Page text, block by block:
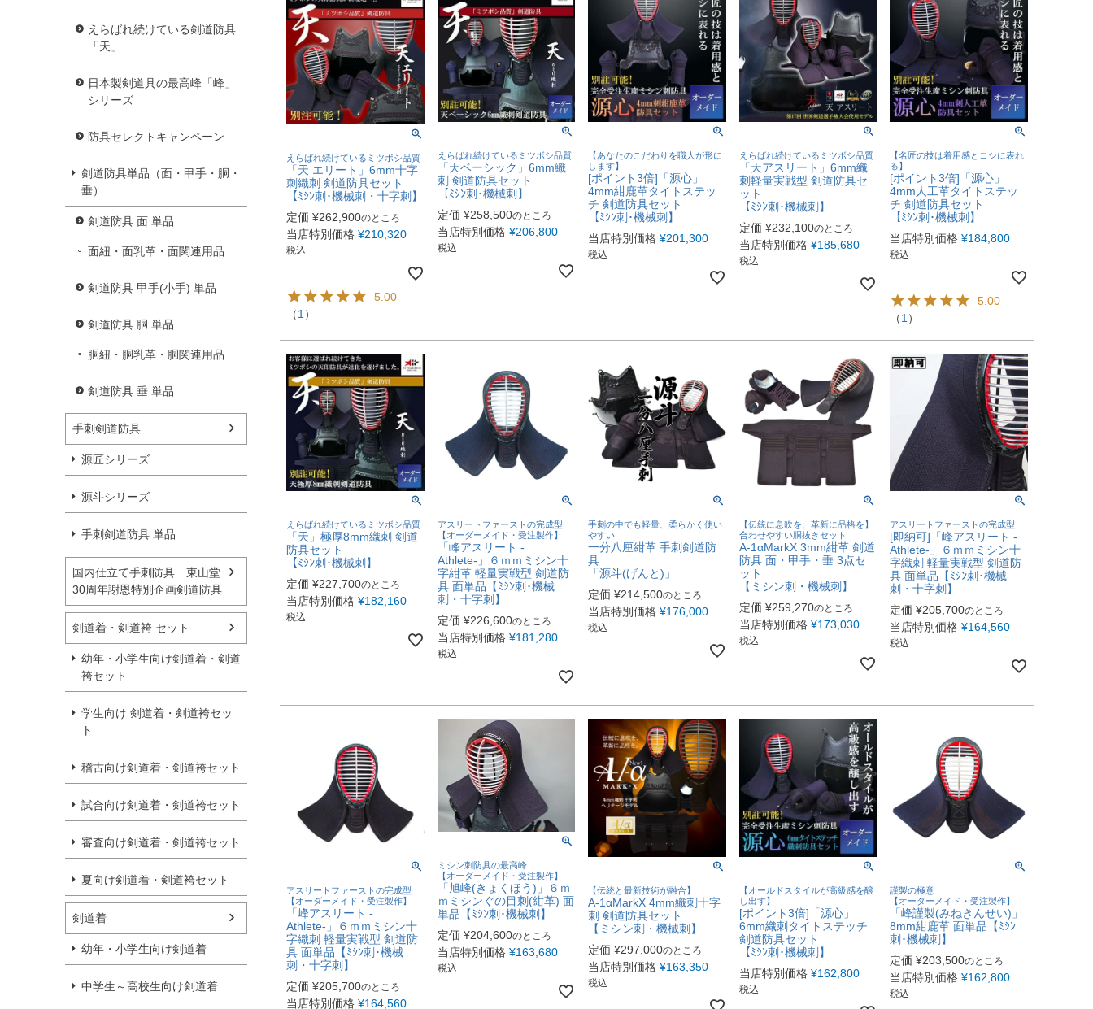
えらばれ続けている剣道防具
「天」
日本製剣道具の最高峰「峰」
シリーズ
防具セレクトキャンペーン
剣道防具単品（面・甲手・胴・
垂）
剣道防具 面 単品
面紐・面乳革・面関連用品
剣道防具 甲手(小手) 単品
剣道防具 胴 単品
胴紐・胴乳革・胴関連用品
剣道防具 垂 単品
手刺剣道防具
源匠シリーズ
源斗シリーズ
手刺剣道防具 単品
国内仕立て手刺防具 東山堂
30周年謝恩特別企画剣道防具
剣道着・剣道袴 セット
幼年・小学生向け剣道着・剣道
袴セット
学生向け 剣道着・剣道袴セッ
ト
稽古向け剣道着・剣道袴セット
試合向け剣道着・剣道袴セット
審査向け剣道着・剣道袴セット
夏向け剣道着・剣道袴セット
剣道着
幼年・小学生向け剣道着
中学生～高校生向け剣道着
えらばれ続けているミツボシ品質
「天 エリート」6mm十字
刺織刺 剣道防具セット
【ﾐｼﾝ刺･機械刺・十字刺】
定価 ¥262,900のところ
当店特別価格 ¥210,320
税込
5.00
（1 ）
えらばれ続けているミツボシ品質
「天ベーシック」6mm織
刺 剣道防具セット
【ﾐｼﾝ刺･機械刺】
定価 ¥258,500のところ
当店特別価格 ¥206,800
税込
【あなたのこだわりを職人が形に
します】
[ポイント3倍]「源心」
4mm紺鹿革タイトステッ
チ 剣道防具セット
【ﾐｼﾝ刺･機械刺】
当店特別価格 ¥201,300
税込
えらばれ続けているミツボシ品質
「天アスリート」6mm織
刺軽量実戦型 剣道防具セ
ット
【ﾐｼﾝ刺･機械刺】
定価 ¥232,100のところ
当店特別価格 ¥185,680
税込
【名匠の技は着用感とコシに表れ
る】
[ポイント3倍]「源心」
4mm人工革タイトステッ
チ 剣道防具セット
【ﾐｼﾝ刺･機械刺】
当店特別価格 ¥184,800
税込
5.00
（1 ）
えらばれ続けているミツボシ品質
「天」極厚8mm織刺 剣道
防具セット
【ﾐｼﾝ刺･機械刺】
定価 ¥227,700のところ
当店特別価格 ¥182,160
税込
アスリートファーストの完成型
【オーダーメイド・受注製作】
「峰アスリート -
Athlete-」６ｍｍミシン十
字紺革 軽量実戦型 剣道防
具 面単品【ﾐｼﾝ刺･機械
刺・十字刺】
定価 ¥226,600のところ
当店特別価格 ¥181,280
税込
手刺の中でも軽量、柔らかく使い
やすい
一分八厘紺革 手刺剣道防
具
「源斗(げんと)」
定価 ¥214,500のところ
当店特別価格 ¥176,000
税込
【伝統に息吹を、革新に品格を】
合わせやすい胴抜きセット
A-1αMarkX 3mm紺革 剣道
防具 面・甲手・垂 3点セ
ット
【ミシン刺・機械刺】
定価 ¥259,270のところ
当店特別価格 ¥173,030
税込
アスリートファーストの完成型
[即納可]「峰アスリート -
Athlete-」６ｍｍミシン十
字織刺 軽量実戦型 剣道防
具 面単品【ﾐｼﾝ刺･機械
刺・十字刺】
定価 ¥205,700のところ
当店特別価格 ¥164,560
税込
アスリートファーストの完成型
【オーダーメイド・受注製作】
「峰アスリート -
Athlete-」６ｍｍミシン十
字織刺 軽量実戦型 剣道防
具 面単品【ﾐｼﾝ刺･機械
刺・十字刺】
定価 ¥205,700のところ
当店特別価格 ¥164,560
ミシン刺防具の最高峰
【オーダーメイド・受注製作】
「旭峰(きょくほう)」６ｍ
ｍミシンぐの目刺(紺革) 面
単品【ﾐｼﾝ刺･機械刺】
定価 ¥204,600のところ
当店特別価格 ¥163,680
税込
【伝統と最新技術が融合】
A-1αMarkX 4mm織刺十字
刺 剣道防具セット
【ミシン刺・機械刺】
定価 ¥297,000のところ
当店特別価格 ¥163,350
税込
【オールドスタイルが高級感を醸
し出す】
[ポイント3倍]「源心」
6mm織刺タイトステッチ
剣道防具セット
【ﾐｼﾝ刺･機械刺】
当店特別価格 ¥162,800
税込
謹製の極意
【オーダーメイド・受注製作】
「峰謹製(みねきんせい)」
8mm紺鹿革 面単品【ﾐｼﾝ
刺･機械刺】
定価 ¥203,500のところ
当店特別価格 ¥162,800
税込